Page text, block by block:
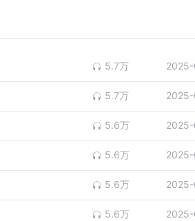
5.7万
5.7万
5.6万
5.6万
5.6万
5.6万